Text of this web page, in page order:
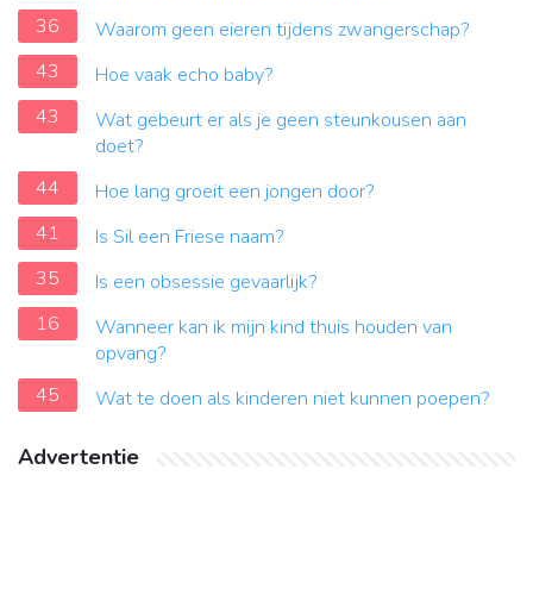
36
Waarom geen eieren tijdens zwangerschap?
43
Hoe vaak echo baby?
43
Wat gebeurt er als je geen steunkousen aan
doet?
44
Hoe lang groeit een jongen door?
41
Is Sil een Friese naam?
35
Is een obsessie gevaarlijk?
16
Wanneer kan ik mijn kind thuis houden van
opvang?
45
Wat te doen als kinderen niet kunnen poepen?
Advertentie